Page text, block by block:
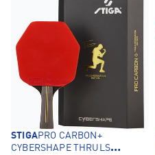
STIGAPRO CARBON+
CYBERSHAPE THRULS